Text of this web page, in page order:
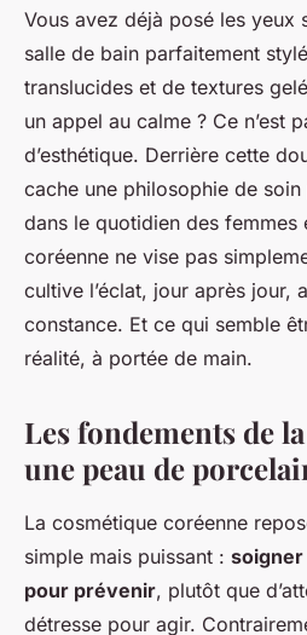
Maîtrisez la
pour une peau
Isambard •21/03/2026 16:30•12
Vous avez déjà posé les yeux
salle de bain parfaitement
translucides et de textures
un appel au calme ? Ce n’est
d’esthétique. Derrière cette
cache une philosophie de
dans le quotidien des femmes
coréenne ne vise pas
cultive l’éclat, jour après jour,
constance. Et ce qui semble
réalité, à portée de main.
Les fondements de
une peau de
La cosmétique coréenne
simple mais puissant : soigner
pour prévenir, plutôt que
détresse pour agir.